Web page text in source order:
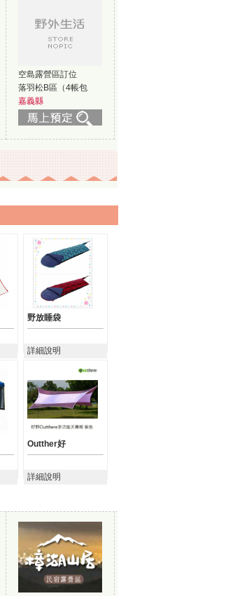
空島露營區訂位
落羽松B區（4帳包
嘉義縣
野放睡袋
詳細說明
Outther好
詳細說明